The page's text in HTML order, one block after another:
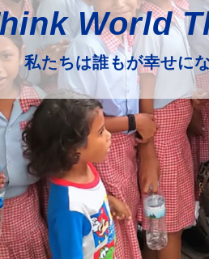
World
私たちは誰もが幸せに